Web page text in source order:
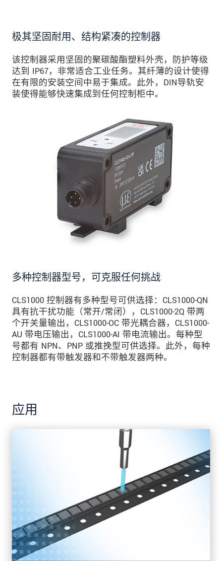
极其坚固耐用、结构紧凑的控制器
该控制器采用坚固的聚碳酸酯塑料外壳，防护等级
达到 IP67，非常适合工业任务。其纤薄的设计使得
在有限的安装空间中易于集成。此外，DIN导轨安
装使得能够快速集成到任何控制柜中。
多种控制器型号，可克服任何挑战
CLS1000 控制器有多种型号可供选择：CLS1000-QN
具有抗干扰功能（常开/常闭），CLS1000-2Q 带两
个开关量输出，CLS1000-OC 带光耦合器，CLS1000-
AU 带电压输出，CLS1000-AI 带电流输出。每种型
号都有 NPN、PNP 或推挽型可供选择。此外，每种
控制器都有带触发器和不带触发器两种。
应用